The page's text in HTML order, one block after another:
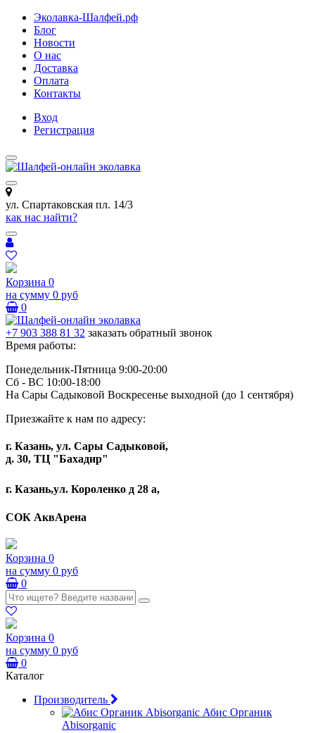
Эколавка-Шалфей.рф
Блог
Новости
О нас
Доставка
Оплата
Контакты
Вход
Регистрация
ул. Спартаковская пл. 14/3
как нас найти?
Корзина 0
на сумму 0 руб
0
+7 903 388 81 32 заказать обратный звонок
Время работы:
Понедельник-Пятница 9:00-20:00
Сб - ВС 10:00-18:00
На Сары Садыковой Воскресенье выходной (до 1 сентября)
Приезжайте к нам по адресу:
г. Казань, ул. Сары Садыковой,
д. 30, ТЦ "Бахадир"
г. Казань,ул. Короленко д 28 а,
СОК АквАрена
Корзина 0
на сумму 0 руб
0
Корзина 0
на сумму 0 руб
0
Каталог
Производитель
Абис Органик
Abisorganic